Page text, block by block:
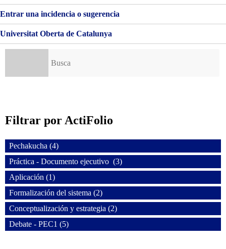
Entrar una incidencia o sugerencia
Universitat Oberta de Catalunya
Filtrar por ActiFolio
Pechakucha (4)
Práctica - Documento ejecutivo (3)
Aplicación (1)
Formalización del sistema (2)
Conceptualización y estrategia (2)
Debate - PEC1 (5)